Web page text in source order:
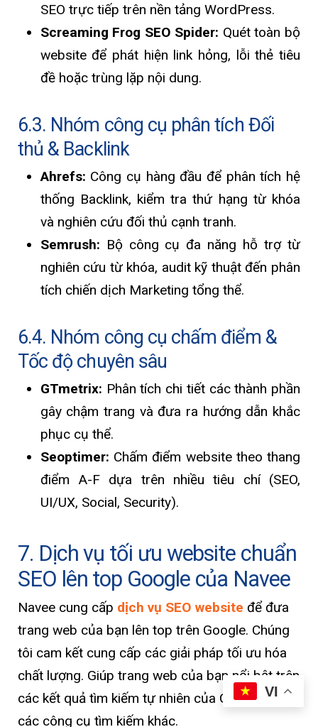
SEO trực tiếp trên nền tảng WordPress.
Screaming Frog SEO Spider: Quét toàn bộ
website để phát hiện link hỏng, lỗi thẻ tiêu
đề hoặc trùng lặp nội dung.
6.3. Nhóm công cụ phân tích Đối
thủ & Backlink
Ahrefs: Công cụ hàng đầu để phân tích hệ
thống Backlink, kiểm tra thứ hạng từ khóa
và nghiên cứu đối thủ cạnh tranh.
Semrush: Bộ công cụ đa năng hỗ trợ từ
nghiên cứu từ khóa, audit kỹ thuật đến phân
tích chiến dịch Marketing tổng thể.
6.4. Nhóm công cụ chấm điểm &
Tốc độ chuyên sâu
GTmetrix: Phân tích chi tiết các thành phần
gây chậm trang và đưa ra hướng dẫn khắc
phục cụ thể.
Seoptimer: Chấm điểm website theo thang
điểm A-F dựa trên nhiều tiêu chí (SEO,
UI/UX, Social, Security).
7. Dịch vụ tối ưu website chuẩn
SEO lên top Google của Navee
Navee cung cấp dịch vụ SEO website để đưa
trang web của bạn lên top trên Google. Chúng
tôi cam kết cung cấp các giải pháp tối ưu hóa
chất lượng. Giúp trang web của bạn nổi bật trên
các kết quả tìm kiếm tự nhiên của Google và
các công cụ tìm kiếm khác.
VI